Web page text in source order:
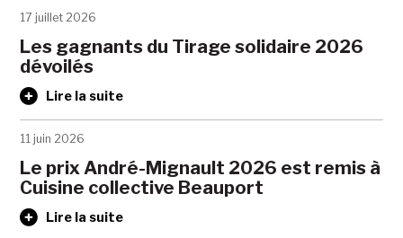
17 juillet 2026
Les gagnants du Tirage solidaire 2026
dévoilés
Lire la suite
11 juin 2026
Le prix André-Mignault 2026 est remis à
Cuisine collective Beauport
Lire la suite